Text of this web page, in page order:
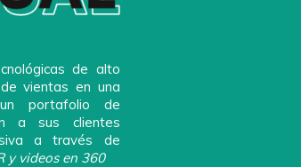
de alto
vientas en una
un portafolio de
a sus clientes
a través de
y videos en 360